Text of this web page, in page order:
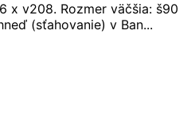
x v208. Rozmer väčšia: š90
(sťahovanie) v Ban...